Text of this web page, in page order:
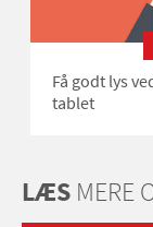
Få godt lys
tablet
LÆS MERE